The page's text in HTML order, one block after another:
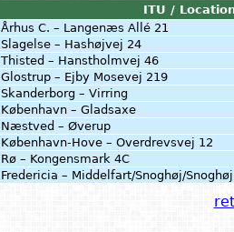
ITU /
Århus C. – Langenæs Allé 21
Slagelse – Hashøjvej 24
Thisted – Hanstholmvej 46
Glostrup – Ejby Mosevej 219
Skanderborg – Virring
København – Gladsaxe
Næstved – Øverup
København-Hove – Overdrevsvej 12
Rø – Kongensmark 4C
Fredericia – Middelfart/Snoghøj/